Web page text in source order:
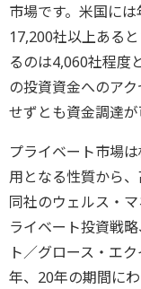
市場です。米国に
17,200社以上ある
るのは4,060社程度
の投資資金へのア
せずとも資金調達が
プライベート市場
用となる性質から
同社のウェルス・
ライベート投資戦
ト／グロース・エ
年、20年の期間に